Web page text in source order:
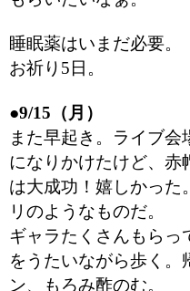
睡眠薬はいまだ必要。
お祈り5日。
●9/15（月）
また早起き。ライブ
になりかけたけど、赤
は大成功！嬉しかった
リのようなものだ。
ギャラたくさんもらっ
をうたいながら歩く
ン、もろみ酢のむ。